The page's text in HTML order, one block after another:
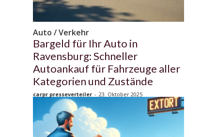
Auto / Verkehr
Bargeld für Ihr Auto in
Ravensburg: Schneller
Autoankauf für Fahrzeuge aller
Kategorien und Zustände
carpr presseverteiler - 23. Oktober 2025